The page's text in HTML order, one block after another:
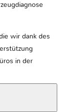
wir dank des
in der